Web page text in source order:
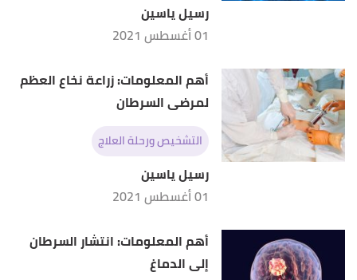
رسيل ياسين
01 أغسطس 2021
أهم المعلومات: زراعة نخاع العظم
لمرضى السرطان
التشخيص ورحلة العلاج
رسيل ياسين
01 أغسطس 2021
أهم المعلومات: انتشار السرطان
إلى الدماغ